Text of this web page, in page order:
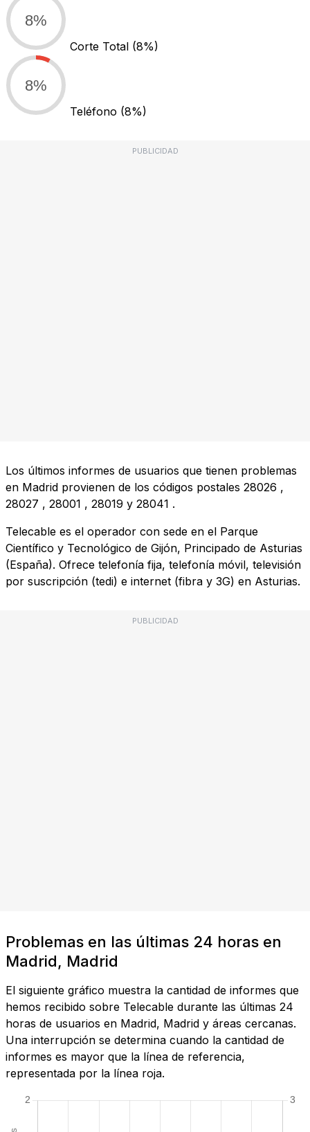
8%
Corte Total (8%)
8%
Teléfono (8%)
PUBLICIDAD
Los últimos informes de usuarios que tienen problemas
en Madrid provienen de los códigos postales 28026 ,
28027 , 28001 , 28019 y 28041 .
Telecable es el operador con sede en el Parque
Científico y Tecnológico de Gijón, Principado de Asturias
(España). Ofrece telefonía fija, telefonía móvil, televisión
por suscripción (tedi) e internet (fibra y 3G) en Asturias.
PUBLICIDAD
Problemas en las últimas 24 horas en
Madrid, Madrid
El siguiente gráfico muestra la cantidad de informes que
hemos recibido sobre Telecable durante las últimas 24
horas de usuarios en Madrid, Madrid y áreas cercanas.
Una interrupción se determina cuando la cantidad de
informes es mayor que la línea de referencia,
representada por la línea roja.